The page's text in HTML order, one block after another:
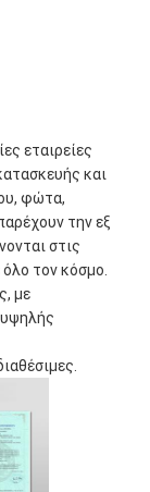
εταιρείες
και
φώτα,
την εξ
στις
τον κόσμο.
με
υψηλής